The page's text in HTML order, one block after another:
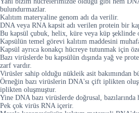
bulundurmazlar.
Kalıtım materyaline genom adı da verilir.
DNA veya RNA kapsit adı verilen protein bir
Bu kapsül çubuk, helix, küre veya küp şeklinde
Kapsülün temel görevi kalıtım maddesini
Kapsül ayrıca konakçı hücreye tutunmak için
Bazı virüslerde bu kapsülün dışında yağ ve
zarf vardır.
Virüsler sahip olduğu nükleik asit bakımından
Örneğin bazı virüslerin DNA'sı çift iplikten
iplikten oluşmuştur.
Yine DNA bazı virüslerde doğrusal, bazılarında
Pek çok virüs RNA içerir.